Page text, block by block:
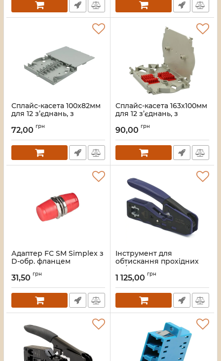
Сплайс-касета 100x82мм
для 12 з’єднань, з
Артикул: LW-SP-023
72,00 грн
Сплайс-касета 163x100мм
для 12 з’єднань, з
Артикул: LW-SP-022
90,00 грн
Адаптер FC SM Simplex з
D-обр. фланцем
31,50 грн
Інструмент для
обтискання прохідних
8P/RJ45, із зачисткою
кабелю та різаком
Артикул:LW-HT-002C
1 125,00 грн